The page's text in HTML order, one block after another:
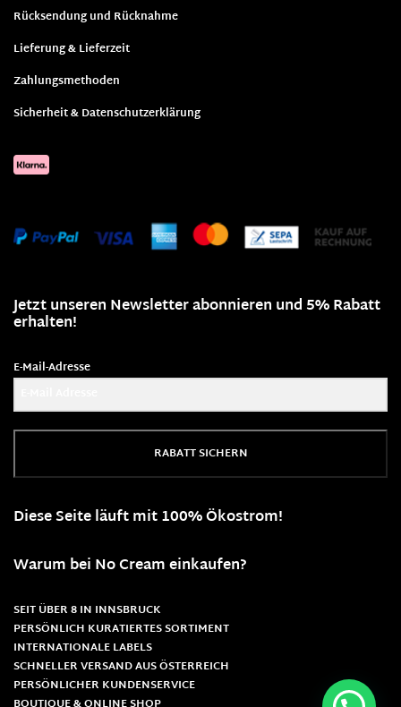
Rücksendung und Rücknahme
Lieferung & Lieferzeit
Zahlungsmethoden
Sicherheit & Datenschutzerklärung
Jetzt unseren Newsletter abonnieren und 5% Rabatt
erhalten!
E-Mail-Adresse
RABATT SICHERN
Diese Seite läuft mit 100% Ökostrom!
Warum bei No Cream einkaufen?
SEIT ÜBER 8 IN INNSBRUCK
PERSÖNLICH KURATIERTES SORTIMENT
INTERNATIONALE LABELS
SCHNELLER VERSAND AUS ÖSTERREICH
PERSÖNLICHER KUNDENSERVICE